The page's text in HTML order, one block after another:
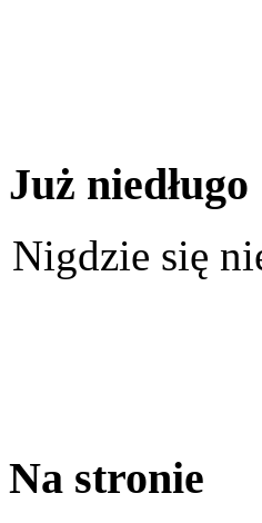
Już niedługo
Nigdzie się
Na stronie